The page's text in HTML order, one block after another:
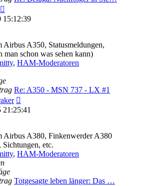
Beitrag
15:12:39
Airbus A350, Statusmeldungen,
man schon was sehen kann)
, HAM-Moderatoren
Re: A350 - MSN 737 - LX #1
Beitrag
21:25:41
Airbus A380, Finkenwerder A380
Sichtungen, etc.
, HAM-Moderatoren
Totgesagte leben länger: Das …